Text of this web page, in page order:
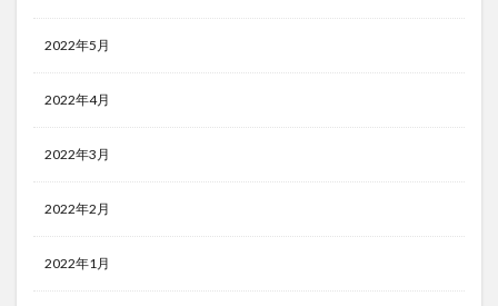
2022年5月
2022年4月
2022年3月
2022年2月
2022年1月